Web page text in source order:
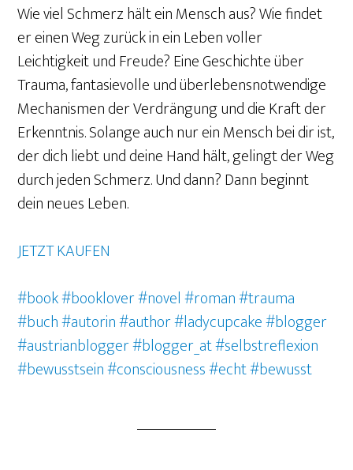
Wie viel Schmerz hält ein Mensch aus? Wie findet
er einen Weg zurück in ein Leben voller
Leichtigkeit und Freude? Eine Geschichte über
Trauma, fantasievolle und überlebensnotwendige
Mechanismen der Verdrängung und die Kraft der
Erkenntnis. Solange auch nur ein Mensch bei dir ist,
der dich liebt und deine Hand hält, gelingt der Weg
durch jeden Schmerz. Und dann? Dann beginnt
dein neues Leben.
JETZT KAUFEN
#book#booklover#novel#roman#trauma
#buch#autorin#author#ladycupcake#blogger
#austrianblogger#blogger_at#selbstreflexion
#bewusstsein#consciousness#echt#bewusst